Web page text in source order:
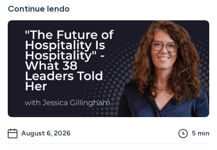
Continue lendo
August 6, 2026 5 min